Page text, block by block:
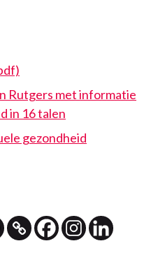
Rutgers met informatie
in 16 talen
gezondheid